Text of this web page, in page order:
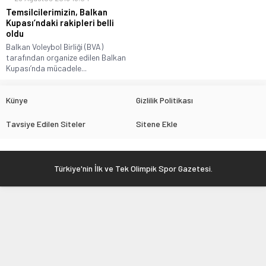
Temsilcilerimizin, Balkan
Kupası’ndaki rakipleri belli
oldu
Balkan Voleybol Birliği (BVA)
tarafından organize edilen Balkan
Kupası’nda mücadele...
Künye Gizlilik Politikası
Tavsiye Edilen Siteler Sitene Ekle
Türkiye'nin İlk ve Tek Olimpik Spor Gazetesi.